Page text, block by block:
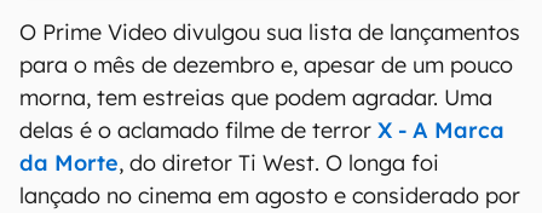
O Prime Video divulgou sua lista de lançamentos
para o mês de dezembro e, apesar de um pouco
morna, tem estreias que podem agradar. Uma
delas é o aclamado filme de terror X - A Marca
da Morte, do diretor Ti West. O longa foi
lançado no cinema em agosto e considerado por